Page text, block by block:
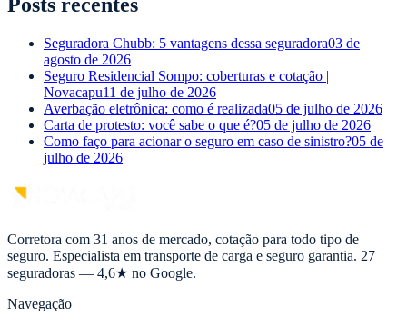
Posts recentes
Seguradora Chubb: 5 vantagens dessa seguradora03 de
agosto de 2026
Seguro Residencial Sompo: coberturas e cotação |
Novacapu11 de julho de 2026
Averbação eletrônica: como é realizada05 de julho de 2026
Carta de protesto: você sabe o que é?05 de julho de 2026
Como faço para acionar o seguro em caso de sinistro?05 de
julho de 2026
Corretora com 31 anos de mercado, cotação para todo tipo de
seguro. Especialista em transporte de carga e seguro garantia. 27
seguradoras — 4,6★ no Google.
Navegação